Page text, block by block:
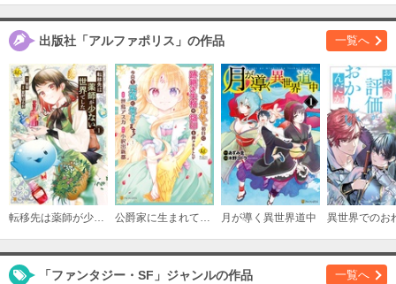
出版社「アルファポリス」の作品 一覧へ
月が導く異世界道中
「ファンタジー・SF」ジャンルの作品 一覧へ